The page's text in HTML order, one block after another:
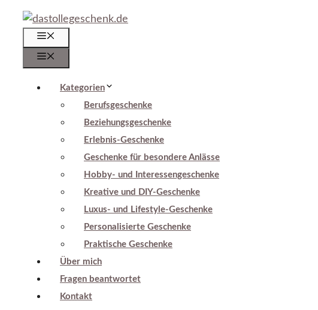
Zum
Inhalt
springen
Kategorien
Berufsgeschenke
Beziehungsgeschenke
Erlebnis-Geschenke
Geschenke für besondere Anlässe
Hobby- und Interessengeschenke
Kreative und DIY-Geschenke
Luxus- und Lifestyle-Geschenke
Personalisierte Geschenke
Praktische Geschenke
Über mich
Fragen beantwortet
Kontakt